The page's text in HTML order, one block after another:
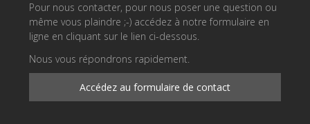
Pour nous contacter, pour nous poser une question ou
même vous plaindre ;-) accédez à notre formulaire en
ligne en cliquant sur le lien ci-dessous.
Nous vous répondrons rapidement.
Accédez au formulaire de contact